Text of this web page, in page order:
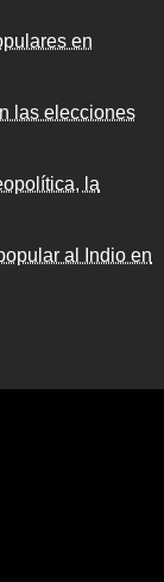
en
las elecciones
la
al Indio en